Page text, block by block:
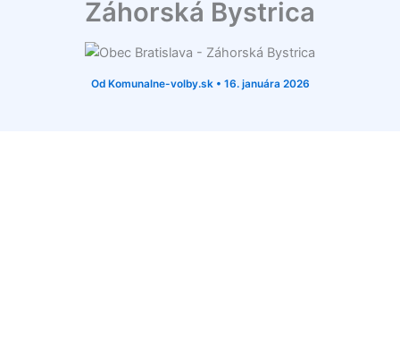
Záhorská Bystrica
Od Komunalne-volby.sk • 16. januára 2026